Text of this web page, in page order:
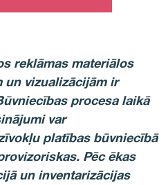
reklāmas materiālos
un vizualizācijām ir
procesa laikā
var
platības būvniecībā
Pēc ēkas
un inventarizācijas